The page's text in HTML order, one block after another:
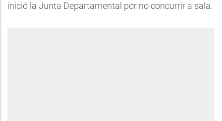
inició la Junta Departamental por no concurrir a sala.